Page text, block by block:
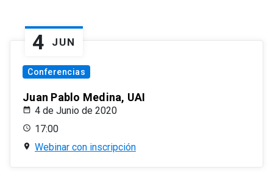
4 JUN
Conferencias
Juan Pablo Medina, UAI
4 de Junio de 2020
17:00
Webinar con inscripción